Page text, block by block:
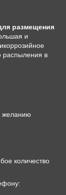
размещения
и
распыления в
желанию
количество